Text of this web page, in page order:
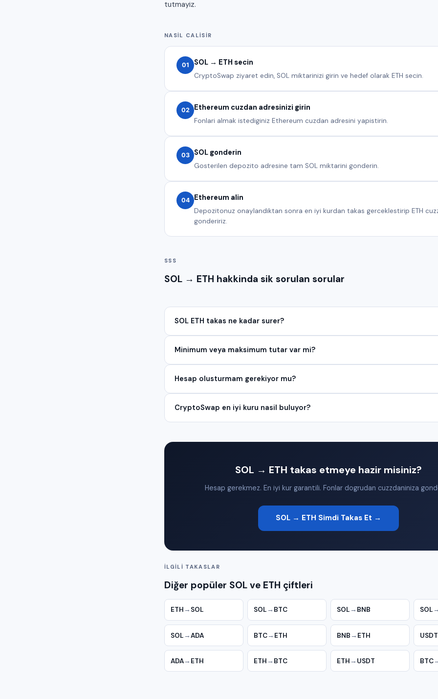
tutmayiz.
NASIL CALISIR
01 SOL → ETH secin
CryptoSwap ziyaret edin, SOL miktarinizi girin ve hedef olarak ETH secin.
02 Ethereum cuzdan adresinizi girin
Fonlari almak istediginiz Ethereum cuzdan adresini yapistirin.
03 SOL gonderin
Gosterilen depozito adresine tam SOL miktarini gonderin.
04 Ethereum alin
Depozitonuz onaylandiktan sonra en iyi kurdan takas gerceklestirip ETH
gondeririz.
SSS
SOL → ETH hakkinda sik sorulan sorular
SOL ETH takas ne kadar surer?
Minimum veya maksimum tutar var mi?
Hesap olusturmam gerekiyor mu?
CryptoSwap en iyi kuru nasil buluyor?
SOL → ETH takas etmeye hazir misiniz?
Hesap gerekmez. En iyi kur garantili. Fonlar dogrudan cuzzdaniniza
SOL → ETH Simdi Takas Et →
İLGILI TAKASLAR
Diğer popüler SOL ve ETH çiftleri
ETH → SOL SOL → BTC SOL → BNB SOL →
SOL →ADA BTC→ ETH BNB → ETH USDT
ADA→ ETH ETH → BTC ETH → USDT BTC